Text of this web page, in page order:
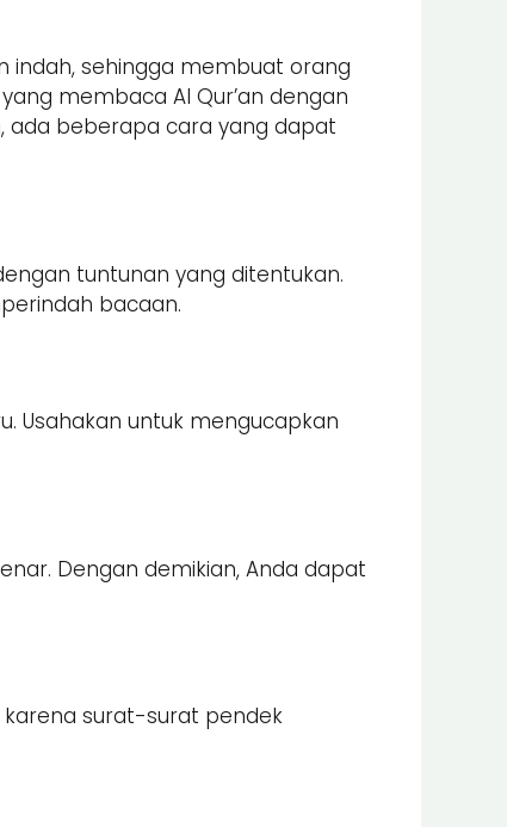
sehingga membuat orang
membaca Al Qur’an dengan
ada beberapa cara yang dapat
tuntunan yang ditentukan.
bacaan.
Usahakan untuk mengucapkan
Dengan demikian, Anda dapat
surat-surat pendek